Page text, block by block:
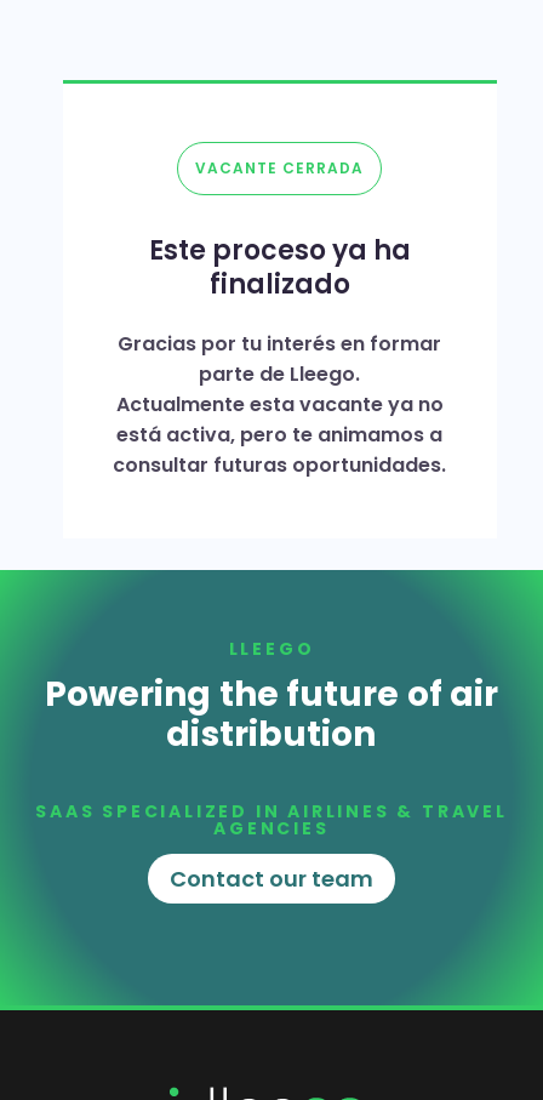
VACANTE CERRADA
Este proceso ya ha
finalizado
Gracias por tu interés en formar
parte de Lleego.
Actualmente esta vacante ya no
está activa, pero te animamos a
consultar futuras oportunidades.
LLEEGO
Powering the future of air
distribution
SAAS SPECIALIZED IN AIRLINES & TRAVEL
AGENCIES
Contact our team